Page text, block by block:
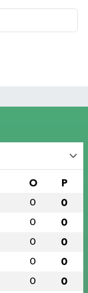
O P
0 0
0 0
0 0
0 0
0 0